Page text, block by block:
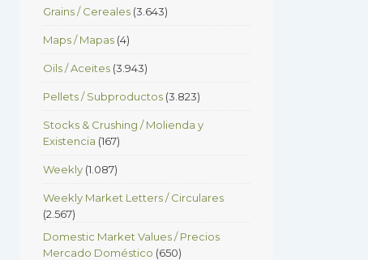
Grains / Cereales (3.643)
Maps / Mapas (4)
Oils / Aceites (3.943)
Pellets / Subproductos (3.823)
Stocks & Crushing / Molienda y
Existencia (167)
Weekly (1.087)
Weekly Market Letters / Circulares
(2.567)
Domestic Market Values / Precios
Mercado Doméstico (650)